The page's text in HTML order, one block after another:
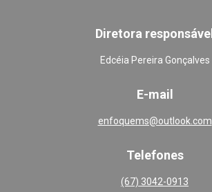
Diretora responsável
Edcéia Pereira Gonçalves
E-mail
enfoquems@outlook.com
Telefones
(67) 3042-0913